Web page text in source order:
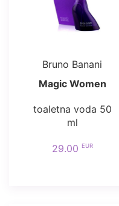
Bruno Banani
Magic Women
toaletna voda 50
ml
29.00 EUR